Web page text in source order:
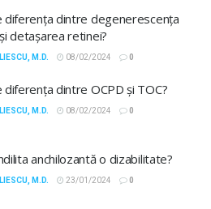
diferența dintre degenerescența
detașarea retinei?
M.D. 08/02/2024 0
dintre OCPD și TOC?
M.D. 08/02/2024 0
anchilozantă o dizabilitate?
M.D. 23/01/2024 0